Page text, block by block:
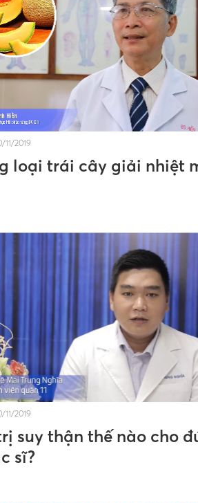
11/2019
loại trái cây giải nhiệt
11/2019
suy thận thế nào cho
sĩ?